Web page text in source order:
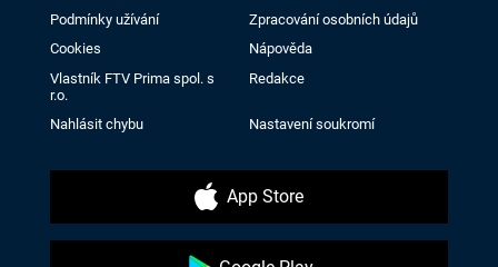
Podmínky užívání
Zpracování osobních údajů
Cookies
Nápověda
Vlastník FTV Prima spol. s
r.o.
Redakce
Nahlásit chybu Nastavení soukromí
App Store